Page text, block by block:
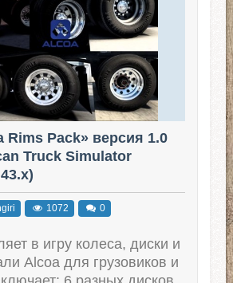
Rims Pack» версия 1.0
Truck Simulator
1072 0
в игру колеса, диски и
Alcoa для грузовиков и